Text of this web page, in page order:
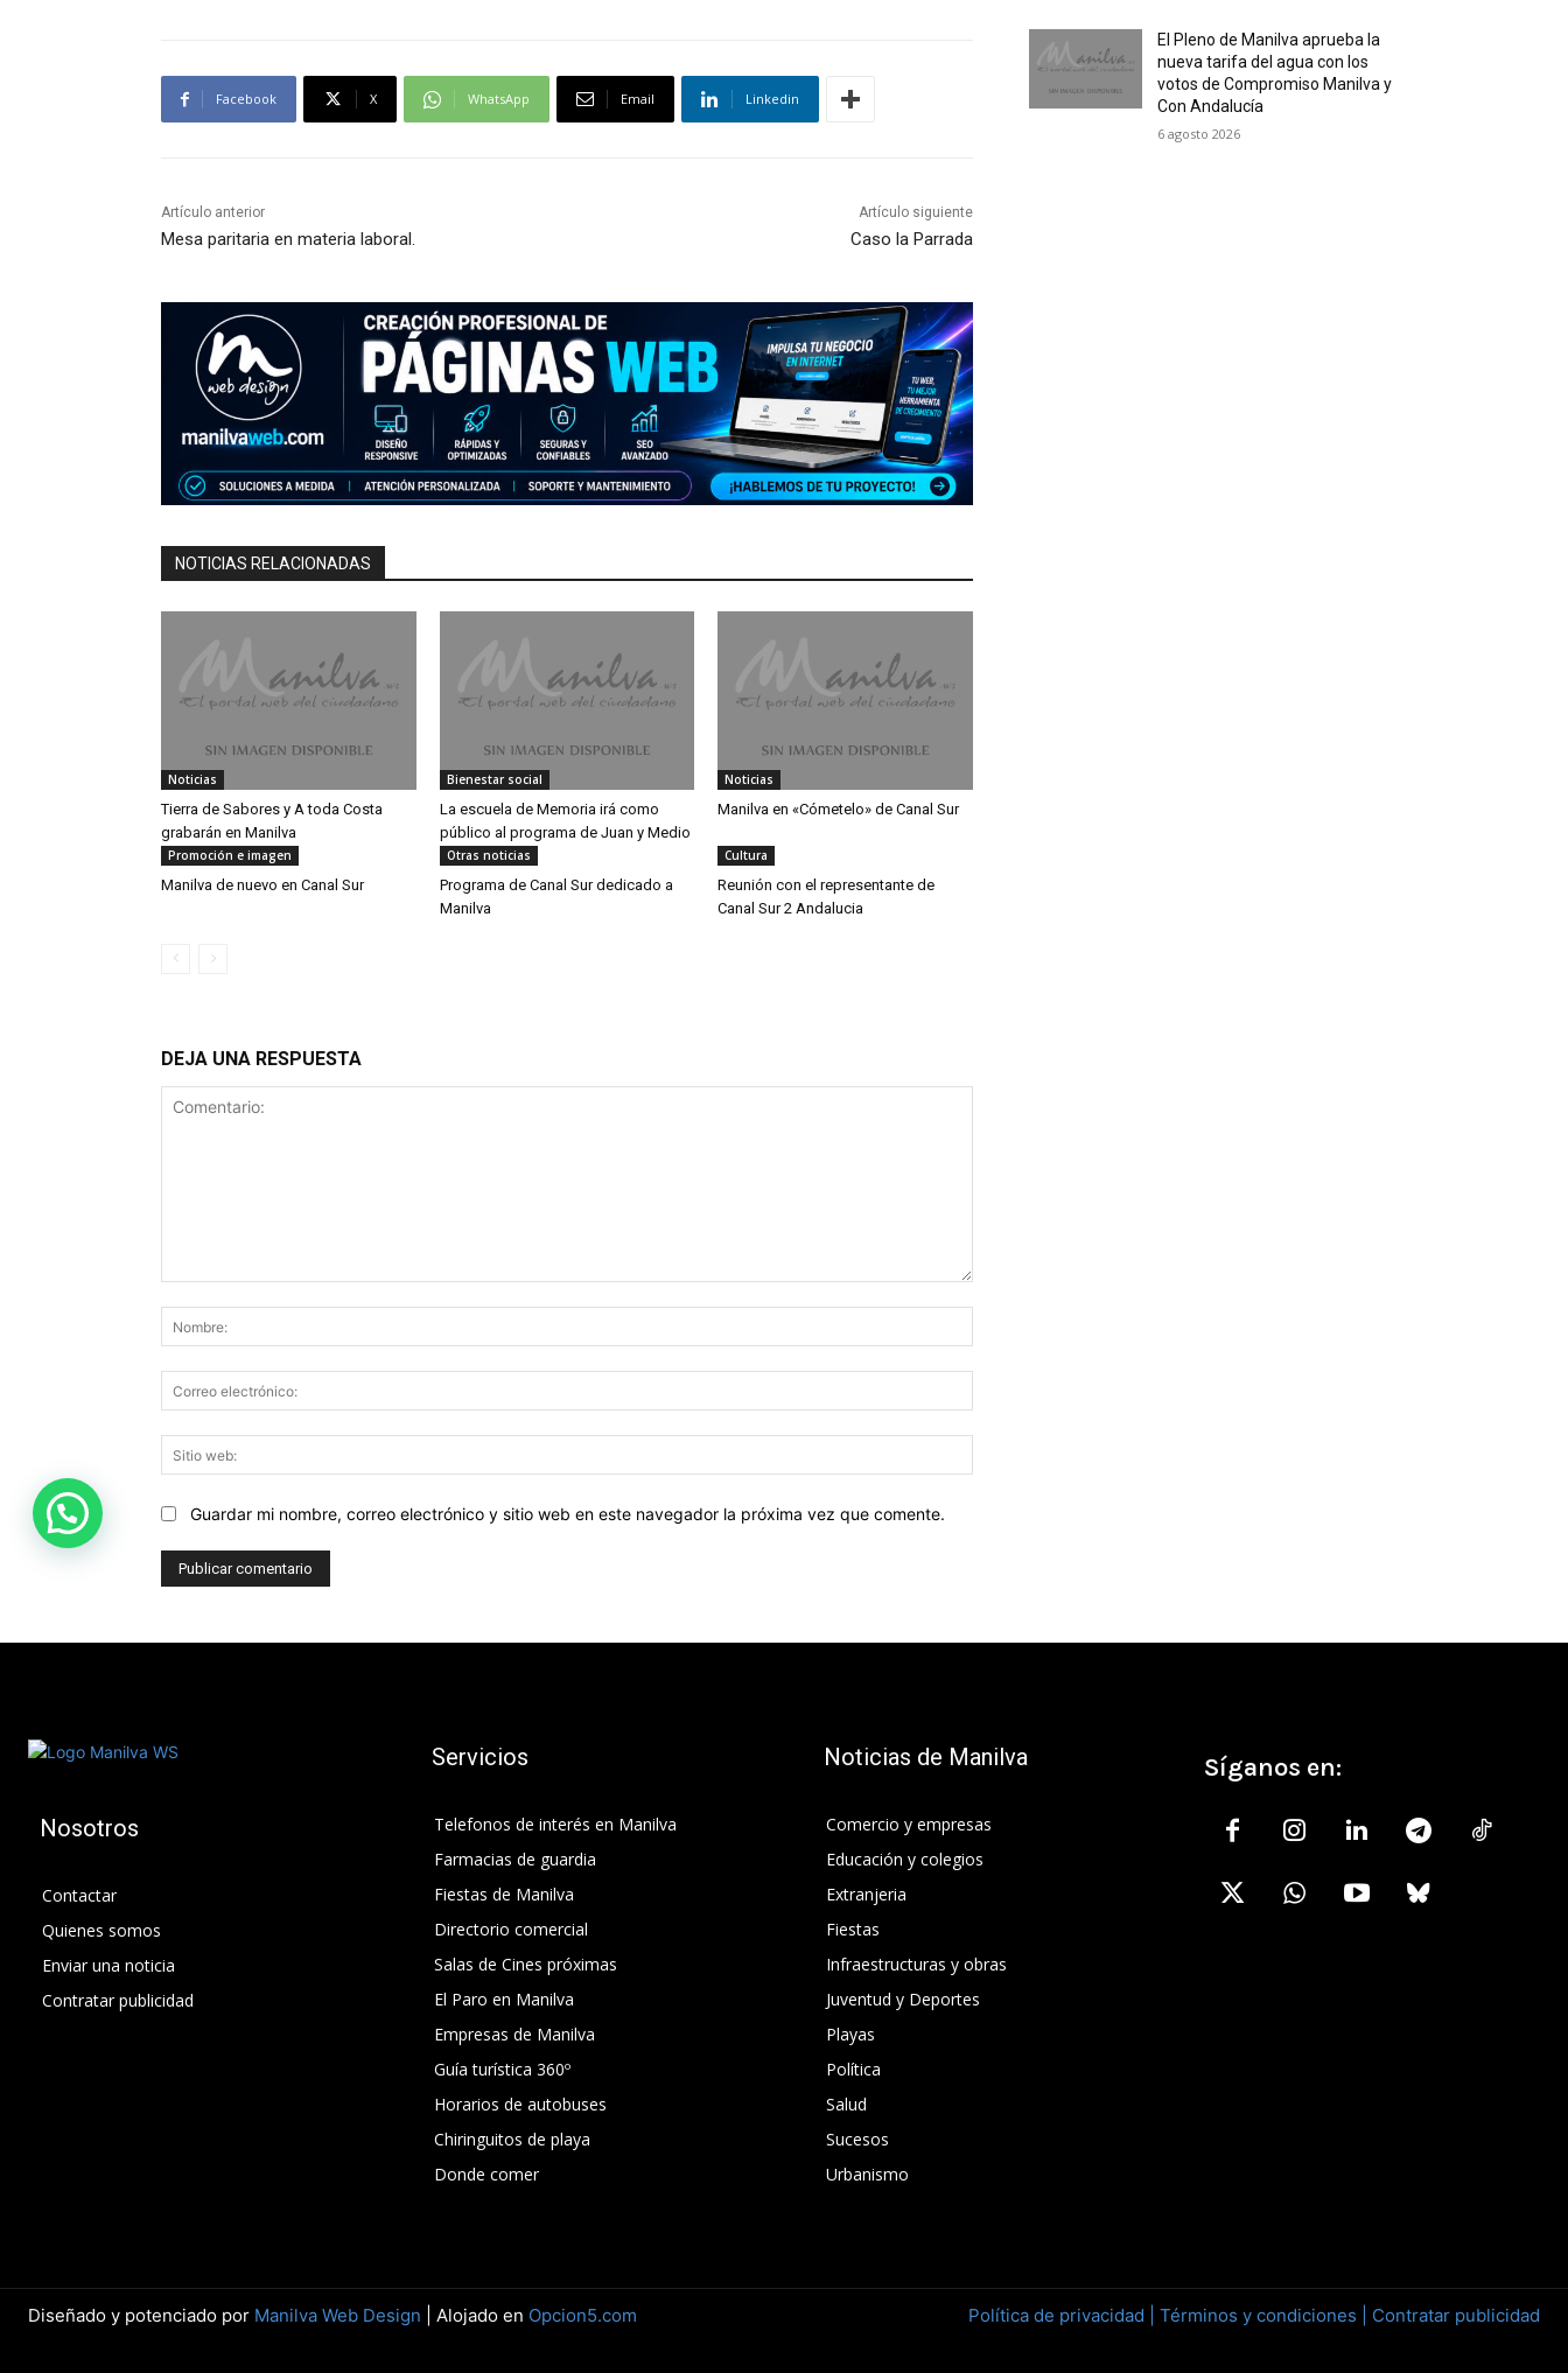
Facebook X WhatsApp Email Linkedin
Artículo anterior
Mesa paritaria en materia laboral.
Artículo siguiente
Caso la Parrada
NOTICIAS RELACIONADAS
Noticias
Tierra de Sabores y A toda Costa
grabarán en Manilva
Bienestar social
La escuela de Memoria irá como
público al programa de Juan y Medio
Noticias
Manilva en «Cómetelo» de Canal Sur
Promoción e imagen
Manilva de nuevo en Canal Sur
Otras noticias
Programa de Canal Sur dedicado a
Manilva
Cultura
Reunión con el representante de
Canal Sur 2 Andalucia
DEJA UNA RESPUESTA
electrónico:
web:
Guardar mi nombre, correo electrónico y sitio web en este navegador la próxima vez que comente.
El Pleno de Manilva aprueba la
nueva tarifa del agua con los
votos de Compromiso Manilva y
Con Andalucía
6 agosto 2026
Nosotros
Contactar
Quienes somos
Enviar una noticia
Contratar publicidad
Servicios
Telefonos de interés en Manilva
Farmacias de guardia
Fiestas de Manilva
Directorio comercial
Salas de Cines próximas
El Paro en Manilva
Empresas de Manilva
Guía turística 360º
Horarios de autobuses
Chiringuitos de playa
Donde comer
Noticias de Manilva
Comercio y empresas
Educación y colegios
Extranjeria
Fiestas
Infraestructuras y obras
Juventud y Deportes
Playas
Política
Salud
Sucesos
Urbanismo
Síganos en:
Diseñado y potenciado por Manilva Web Design | Alojado en Opcion5.com Política de privacidad | Términos y condiciones | Contratar publicidad